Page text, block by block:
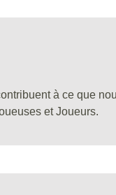
à ce que
et Joueurs.